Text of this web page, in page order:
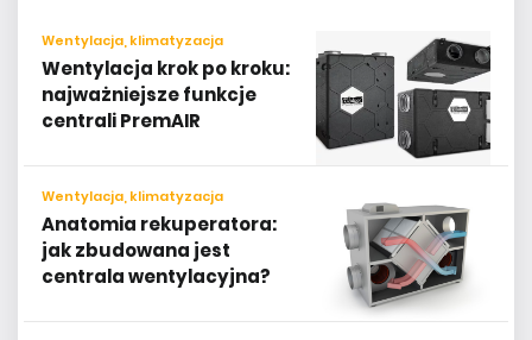
Wentylacja, klimatyzacja
Wentylacja krok po kroku:
najważniejsze funkcje
centrali PremAIR
Wentylacja, klimatyzacja
Anatomia rekuperatora:
jak zbudowana jest
centrala wentylacyjna?